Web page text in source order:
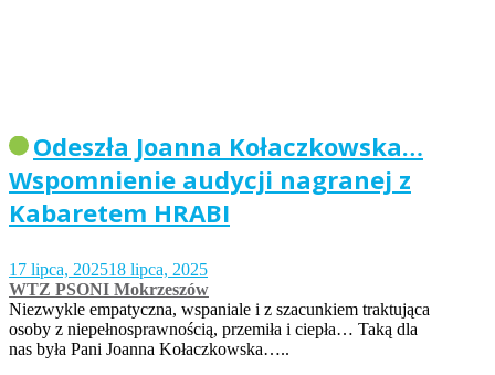
Odeszła Joanna Kołaczkowska…
Wspomnienie audycji nagranej z
Kabaretem HRABI
17 lipca, 202518 lipca, 2025
WTZ PSONI Mokrzeszów
Niezwykle empatyczna, wspaniale i z szacunkiem traktująca
osoby z niepełnosprawnością, przemiła i ciepła… Taką dla
nas była Pani Joanna Kołaczkowska…..